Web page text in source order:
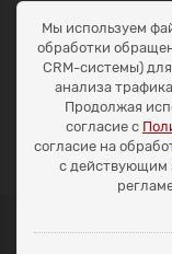
ОКЕАН ТРЕЙД
Договір публичної
Доставка та оплата
Наші контакти
Умови повернення
+38 (099) 452-20-02
+38 (098) 492-20-
office@ocean.biz.ua
Мы используем
обработки
CRM-системы)
анализа
Продолжая
согласие с
согласие на
с действующим